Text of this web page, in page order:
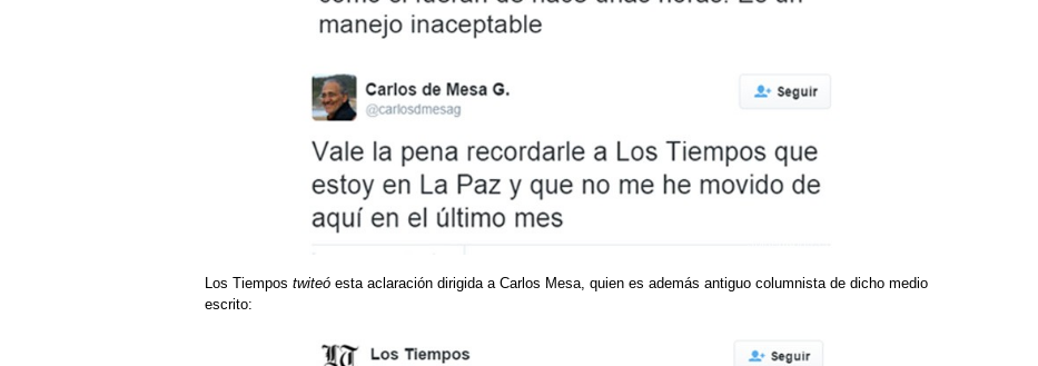
Los Tiempos twiteó esta aclaración dirigida a Carlos Mesa, quien es además antiguo columnista de dicho medio
escrito: